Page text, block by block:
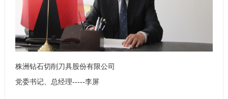
株洲钻石切削刀具股份有限公司
党委书记、总经理-----李屏